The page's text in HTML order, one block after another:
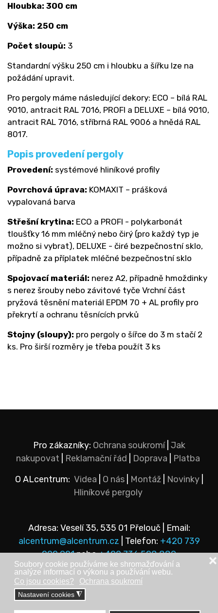
Soubory cookie používáme ke shromažďování a
analýze informací o výkonu a používání webu.
Co jsou cookies?
Ochrana soukromí
Nastavení cookies ◮
❌
Hloubka: 300 cm
Výška: 250 cm
Počet sloupů: 3
Standardní výšku 250 cm i hloubku a šířku lze na
požádání upravit.
Pro pergoly máme následující dekory: ECO – bílá RAL
9010, antracit RAL 7016, PROFI a DELUXE – bílá 9010,
antracit RAL 7016, stříbrná RAL 9006 a hnědá RAL
8017.
Popis provedení pergoly
Provedení: systémové hliníkové profily
Povrchová úprava: KOMAXIT – prášková
vypalovaná barva
Střešní krytina: ECO a PROFI - polykarbonát
tloušťky 16 mm mléčný nebo čirý (pro každý typ je
možno si vybrat), DELUXE - čiré bezpečnostní sklo,
případně za příplatek mléčné bezpečnostní sklo
Spojovací materiál: nerez A2, případně hmoždinky
s nerez šrouby nebo závitové tyče Vrchní část
pryžová těsnění materiál EPDM 70 + AL profily pro
překrytí a ochranu těsnících prvků
Stojny (sloupy): pro pergoly o šířce do 3 m stačí 2
ks. Pro širší rozměry je třeba použít 3 ks
Pro zákazníky: Ochrana soukromí| Jak
nakupovat
Reklamační řád Doprava
Platba
O ALcentrum: Videa O nás| Montáž| Novinky|
Hliníkové pergoly
Adresa: Veselí 35, 535 01 Přelouč | Email:
alcentrum@alcentrum.cz
| Telefon: +420 739
292 921nebo+420 736 528 889
© Copyright 2025 - ALcentrum s.r.o. Veškerá práva vyhrazena.